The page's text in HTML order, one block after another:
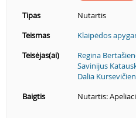
Tipas
Nutartis
Teismas
Klaipėdos
Teisėjas(ai)
Regina
Savinijus
Dalia
Baigtis
Nutartis: